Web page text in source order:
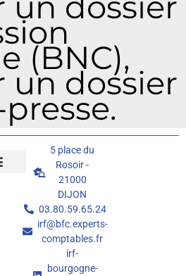
(BNC),
un dossier
5 place du
Rosoir -
21000
DIJON
03.80.59.65.24
irf@bfc.experts-
comptables.fr
irf-
bourgogne-